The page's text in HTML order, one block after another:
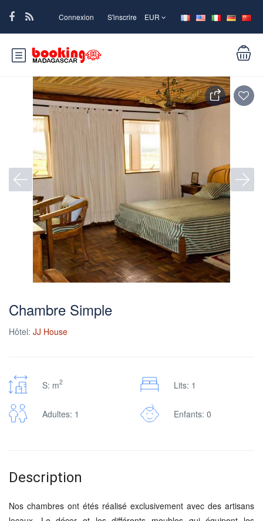
Connexion S'inscrire EUR
Chambre Simple
Hôtel: JJ House
S: m2 Lits: 1
Adultes: 1 Enfants: 0
Description
Nos chambres ont étés réalisé exclusivement avec des artisans